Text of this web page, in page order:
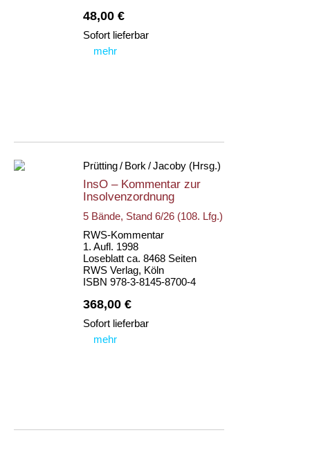
48,00 €
Sofort lieferbar
mehr
Prütting / Bork / Jacoby (Hrsg.)
InsO – Kommentar zur
Insolvenzordnung
5 Bände, Stand 6/26 (108. Lfg.)
RWS-Kommentar
1. Aufl. 1998
Loseblatt ca. 8468 Seiten
RWS Verlag, Köln
ISBN 978-3-8145-8700-4
368,00 €
Sofort lieferbar
mehr